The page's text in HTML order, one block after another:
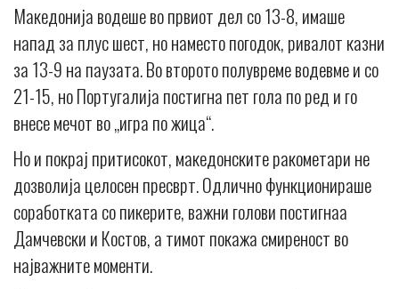
Македонија водеше во првиот дел со 13-8, имаше
напад за плус шест, но наместо погодок, ривалот казни
за 13-9 на паузата. Во второто полувреме водевме и со
21-15, но Португалија постигна пет гола по ред и го
внесе мечот во „игра по жица“.
Но и покрај притисокот, македонските ракометари не
дозволија целосен пресврт. Одлично функционираше
соработката со пикерите, важни голови постигнаа
Дамчевски и Костов, а тимот покажа смиреност во
најважните моменти.